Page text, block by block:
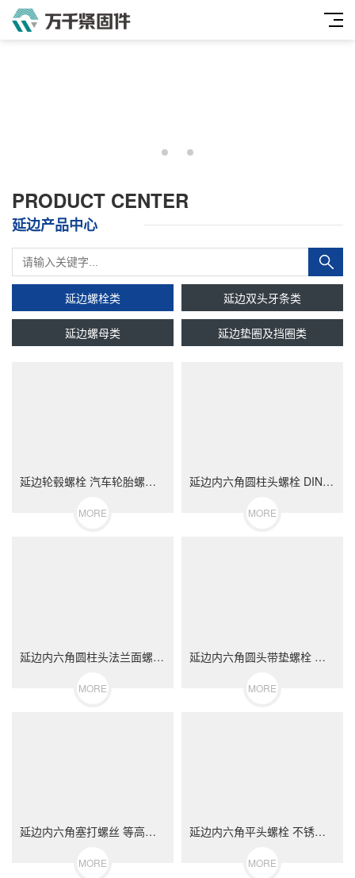
PRODUCT CENTER
延边产品中心
延边螺栓类 延边双头牙条类
延边螺母类 延边垫圈及挡圈类
延边轮毂螺栓 汽车轮胎螺丝 不锈钢（304/316）碳钢 合金钢
MORE
延边内六角圆柱头螺栓 DIN912 不锈钢（304/316）碳钢 合金钢
MORE
延边内六角圆柱头法兰面螺栓 不锈钢（304/316）碳钢 合金钢
MORE
延边内六角圆头带垫螺栓 不锈钢（304/316）碳钢 合金钢
MORE
延边内六角塞打螺丝 等高限位螺栓 不锈钢（304/316）碳钢 合金钢
MORE
延边内六角平头螺栓 不锈钢（304/316）碳钢 合金钢
MORE